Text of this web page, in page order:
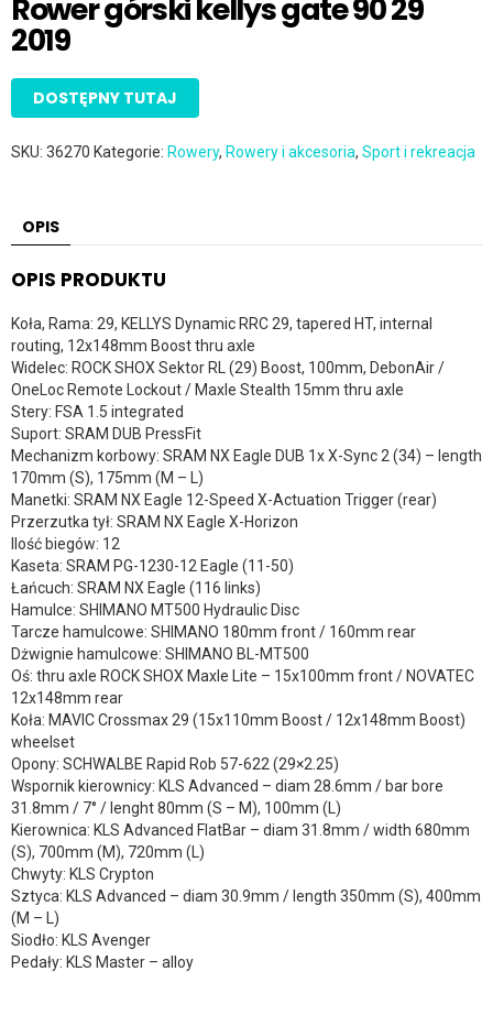
Rower górski kellys gate 90 29
2019
DOSTĘPNY TUTAJ
SKU: 36270 Kategorie: Rowery, Rowery i akcesoria, Sport i rekreacja
OPIS
OPIS PRODUKTU
Koła, Rama: 29, KELLYS Dynamic RRC 29, tapered HT, internal
routing, 12x148mm Boost thru axle
Widelec: ROCK SHOX Sektor RL (29) Boost, 100mm, DebonAir /
OneLoc Remote Lockout / Maxle Stealth 15mm thru axle
Stery: FSA 1.5 integrated
Suport: SRAM DUB PressFit
Mechanizm korbowy: SRAM NX Eagle DUB 1x X-Sync 2 (34) – length
170mm (S), 175mm (M – L)
Manetki: SRAM NX Eagle 12-Speed X-Actuation Trigger (rear)
Przerzutka tył: SRAM NX Eagle X-Horizon
Ilość biegów: 12
Kaseta: SRAM PG-1230-12 Eagle (11-50)
Łańcuch: SRAM NX Eagle (116 links)
Hamulce: SHIMANO MT500 Hydraulic Disc
Tarcze hamulcowe: SHIMANO 180mm front / 160mm rear
Dżwignie hamulcowe: SHIMANO BL-MT500
Oś: thru axle ROCK SHOX Maxle Lite – 15x100mm front / NOVATEC
12x148mm rear
Koła: MAVIC Crossmax 29 (15x110mm Boost / 12x148mm Boost)
wheelset
Opony: SCHWALBE Rapid Rob 57-622 (29×2.25)
Wspornik kierownicy: KLS Advanced – diam 28.6mm / bar bore
31.8mm / 7° / lenght 80mm (S – M), 100mm (L)
Kierownica: KLS Advanced FlatBar – diam 31.8mm / width 680mm
(S), 700mm (M), 720mm (L)
Chwyty: KLS Crypton
Sztyca: KLS Advanced – diam 30.9mm / length 350mm (S), 400mm
(M – L)
Siodło: KLS Avenger
Pedały: KLS Master – alloy